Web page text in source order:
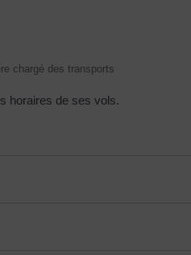
chargé des transports
horaires de ses vols.